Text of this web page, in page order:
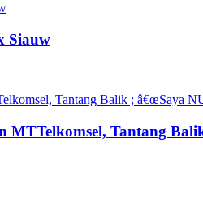
Siauw
MTTelkomsel, Tantang